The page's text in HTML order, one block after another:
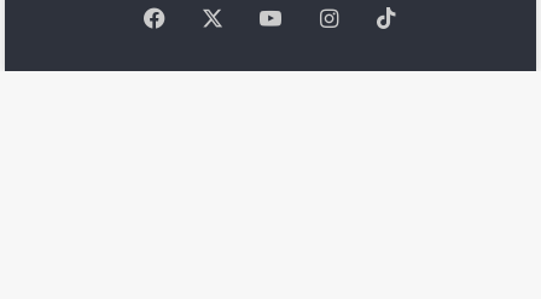
Facebook YouTubeInstagram